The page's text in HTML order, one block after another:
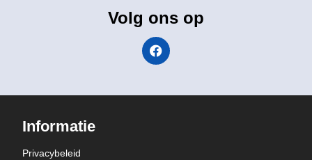
Volg ons op
Informatie
Privacybeleid